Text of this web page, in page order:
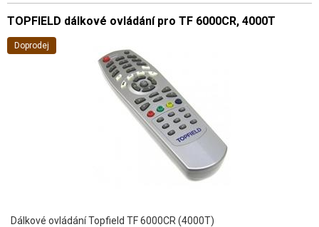
TOPFIELD dálkové ovládání pro TF 6000CR, 4000T
Doprodej
Dálkové ovládání Topfield TF 6000CR (4000T)